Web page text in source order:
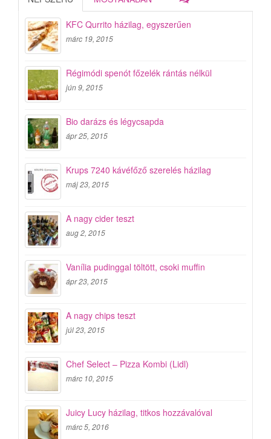
KFC Qurrito házilag, egyszerűen
márc 19, 2015
Régimódi spenót főzelék rántás nélkül
jún 9, 2015
Bio darázs és légycsapda
ápr 25, 2015
Krups 7240 kávéfőző szerelés házilag
máj 23, 2015
A nagy cider teszt
aug 2, 2015
Vanília pudinggal töltött, csoki muffin
ápr 23, 2015
A nagy chips teszt
júl 23, 2015
Chef Select – Pizza Kombi (Lidl)
márc 10, 2015
Juicy Lucy házilag, titkos hozzávalóval
márc 5, 2016